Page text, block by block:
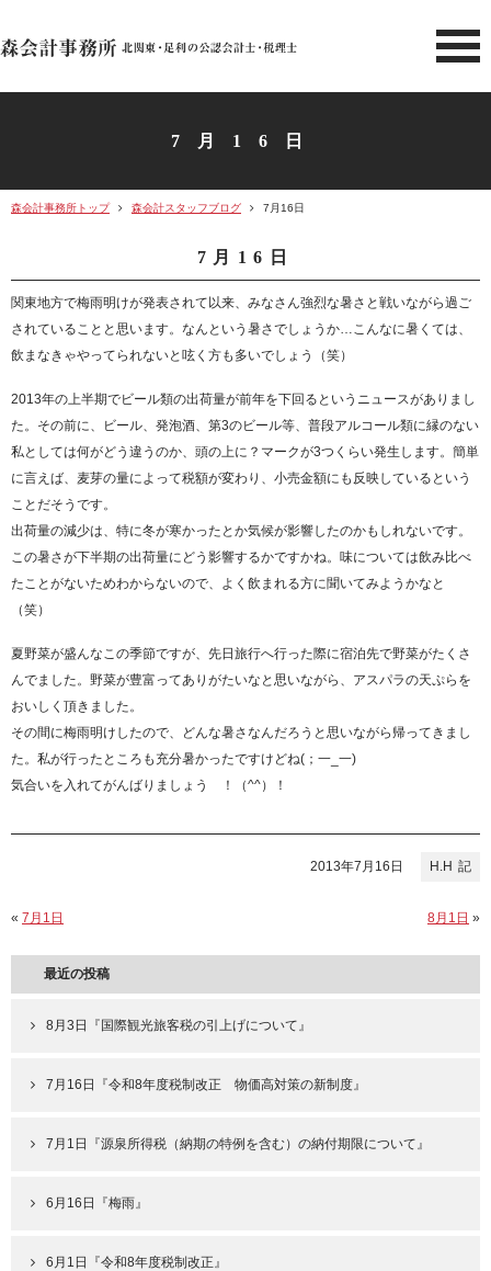
北関東 足利市の公認会計士・
7月16日
森会計事務所トップ 森会計スタッフブログ 7月16日
7月16日
関東地方で梅雨明けが発表されて以来、みなさん強烈な暑さと戦いながら過ご
されていることと思います。なんという暑さでしょうか…こんなに暑くては、
飲まなきゃやってられないと呟く方も多いでしょう（笑）
2013年の上半期でビール類の出荷量が前年を下回るというニュースがありまし
た。その前に、ビール、発泡酒、第3のビール等、普段アルコール類に縁のない
私としては何がどう違うのか、頭の上に？マークが3つくらい発生します。簡単
に言えば、麦芽の量によって税額が変わり、小売金額にも反映しているという
ことだそうです。
出荷量の減少は、特に冬が寒かったとか気候が影響したのかもしれないです。
この暑さが下半期の出荷量にどう影響するかですかね。味については飲み比べ
たことがないためわからないので、よく飲まれる方に聞いてみようかなと
（笑）
夏野菜が盛んなこの季節ですが、先日旅行へ行った際に宿泊先で野菜がたくさ
んでました。野菜が豊富ってありがたいなと思いながら、アスパラの天ぷらを
おいしく頂きました。
その間に梅雨明けしたので、どんな暑さなんだろうと思いながら帰ってきまし
た。私が行ったところも充分暑かったですけどね(；一_一)
気合いを入れてがんばりましょう ！（^^）！
H.H
2013年7月16日
« 7月1日 8月1日 »
最近の投稿
8月3日『国際観光旅客税の引上げについて』
7月16日『令和8年度税制改正 物価高対策の新制度』
7月1日『源泉所得税（納期の特例を含む）の納付期限について』
6月16日『梅雨』
6月1日『令和8年度税制改正』